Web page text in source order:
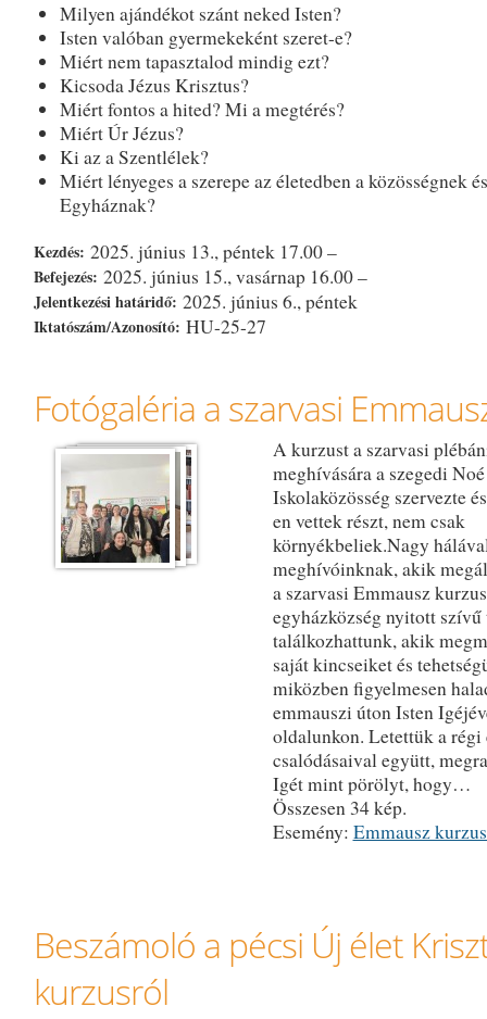
Milyen ajándékot szánt neked Isten?
Isten valóban gyermekeként szeret-e?
Miért nem tapasztalod mindig ezt?
Kicsoda Jézus Krisztus?
Miért fontos a hited? Mi a megtérés?
Miért Úr Jézus?
Ki az a Szentlélek?
Miért lényeges a szerepe az életedben a közösségnek
Egyháznak?
Kezdés: 2025. június 13., péntek 17.00 –
Befejezés: 2025. június 15., vasárnap 16.00 –
Jelentkezési határidő: 2025. június 6., péntek
Iktatószám/Azonosító: HU-25-27
Fotógaléria a szarvasi
A kurzust a szarvasi
meghívására a szegedi
Iskolaközösség szervezte
en vettek részt, nem csak
környékbeliek.Nagy
meghívóinknak, akik
a szarvasi Emmausz
egyházközség nyitott
találkozhattunk, akik
saját kincseiket és
miközben figyelmesen
emmauszi úton Isten
oldalunkon. Letettük a régi
csalódásaival együtt,
Igét mint pörölyt, hogy…
Összesen 34 kép.
Esemény: Emmausz
Beszámoló a pécsi Új élet
kurzusról